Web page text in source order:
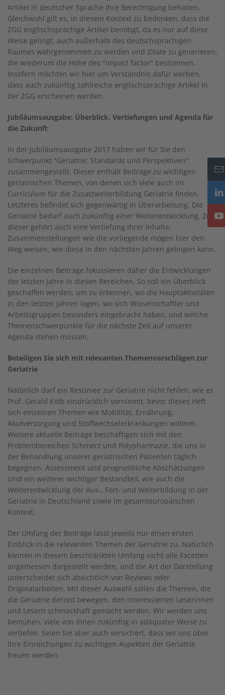
Artikel in deutscher Sprache ihre Berechtigung behalten.
Gleichwohl gilt es, in diesem Kontext zu bedenken, dass die
ZGG englischsprachige Artikel benötigt, da es nur auf diese
Weise gelingt, auch außerhalb des deutschsprachigen
Raumes wahrgenommen zu werden und Zitate zu generieren,
die wiederum die Höhe des "impact factor" bestimmen.
Insofern möchten wir hier um Verständnis dafür werben,
dass auch zukünftig zahlreiche englischsprachige Artikel in
der ZGG erscheinen werden.
Jubiläumsausgabe: Überblick, Vertiefungen und Agenda für
die Zukunft
In der Jubiläumsausgabe 2017 haben wir für Sie den
Schwerpunkt "Geriatrie: Standards und Perspektiven"
zusammengestellt. Dieser enthält Beiträge zu wichtigen
geriatrischen Themen, von denen sich viele auch im
Curriculum für die Zusatzweiterbildung Geriatrie finden.
Letzteres befindet sich gegenwärtig in Überarbeitung. Die
Geriatrie bedarf auch zukünftig einer Weiterentwicklung. Zu
dieser gehört auch eine Vertiefung ihrer Inhalte.
Zusammenstellungen wie die vorliegende mögen hier den
Weg weisen, wie diese in den nächsten Jahren gelingen kann.
Die einzelnen Beiträge fokussieren daher die Entwicklungen
der letzten Jahre in diesen Bereichen. So soll ein Überblick
geschaffen werden, um zu erkennen, wo die Hauptaktivitäten
in den letzten Jahren lagen, wo sich Wissenschaftler und
Arbeitsgruppen besonders eingebracht haben, und welche
Themenschwerpunkte für die nächste Zeit auf unserer
Agenda stehen müssen.
Beteiligen Sie sich mit relevanten Themenvorschlägen zur
Geriatrie
Natürlich darf ein Resümee zur Geriatrie nicht fehlen, wie es
Prof. Gerald Kolb eindrücklich vornimmt, bevor dieses Heft
sich einzelnen Themen wie Mobilität, Ernährung,
Akutversorgung und Stoffwechselerkrankungen widmet.
Weitere aktuelle Beiträge beschäftigen sich mit den
Problembereichen Schmerz und Polypharmazie, die uns in
der Behandlung unserer geriatrischen Patienten täglich
begegnen. Assessment und prognostische Abschätzungen
sind ein weiterer wichtiger Bestandteil, wie auch die
Weiterentwicklung der Aus-, Fort- und Weiterbildung in der
Geriatrie in Deutschland sowie im gesamteuropäischen
Kontext.
Der Umfang der Beiträge lässt jeweils nur einen ersten
Einblick in die relevanten Themen der Geriatrie zu. Natürlich
können in diesem beschränkten Umfang nicht alle Facetten
angemessen dargestellt werden, und die Art der Darstellung
unterscheidet sich absichtlich von Reviews oder
Originalarbeiten. Mit dieser Auswahl sollen die Themen, die
die Geriatrie derzeit bewegen, den interessierten Leserinnen
und Lesern schmackhaft gemacht werden. Wir werden uns
bemühen, viele von ihnen zukünftig in adäquater Weise zu
vertiefen. Seien Sie aber auch versichert, dass wir uns über
Ihre Einreichungen zu wichtigen Aspekten der Geriatrie
freuen werden.